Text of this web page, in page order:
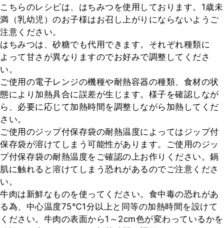
こちらのレシピは、はちみつを使用しております。1歳未
満（乳幼児）のお子様はお召し上がりにならないようご
注意ください。
はちみつは、砂糖でも代用できます。それぞれ種類に
よって甘さが異なりますのでお好みで調整してくださ
い。
ご使用の電子レンジの機種や耐熱容器の種類、食材の状
態により加熱具合に誤差が生じます。様子を確認しなが
ら、必要に応じて加熱時間を調整しながら加熱してくだ
さい。
ご使用のジップ付保存袋の耐熱温度によってはジップ付
保存袋が溶けてしまう可能性があります。ご使用のジッ
プ付保存袋の耐熱温度をご確認の上お作りください。鍋
肌に触れると溶けてしまう恐れがあるのでご注意くださ
い。
牛肉は新鮮なものを使ってください。食中毒の恐れがあ
る為、中心温度75℃1分以上と同等の加熱時間を設けて
ください。牛肉の表面から1～2cm色が変わっているかを